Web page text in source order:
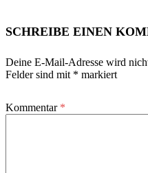
SCHREIBE EINEN
Deine E-Mail-Adresse wird
Felder sind mit * markiert
Kommentar *